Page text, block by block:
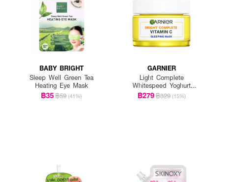
BABY BRIGHT
Sleep Well Green Tea
Heating Eye Mask
฿35฿59 (41%)
GARNIER
Light Complete
Whitespeed Yoghurt
Sleeping Mask
฿279฿329 (15%)